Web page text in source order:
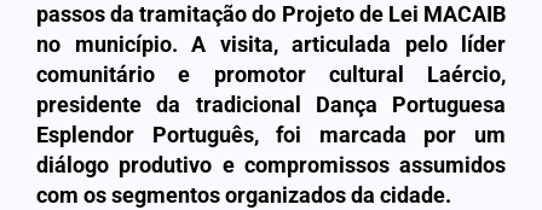
passos da tramitação do Projeto de Lei MACAIB
no município. A visita, articulada pelo líder
comunitário e promotor cultural Laércio,
presidente da tradicional Dança Portuguesa
Esplendor Português, foi marcada por um
diálogo produtivo e compromissos assumidos
com os segmentos organizados da cidade.